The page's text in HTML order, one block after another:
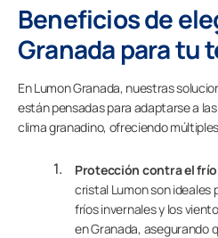
Beneficios de
Granada para tu
En Lumon Granada, nuestras
están pensadas para adaptarse a
clima granadino, ofreciendo
Protección contra el
cristal Lumon son ideales
fríos invernales y los
en Granada, asegurando